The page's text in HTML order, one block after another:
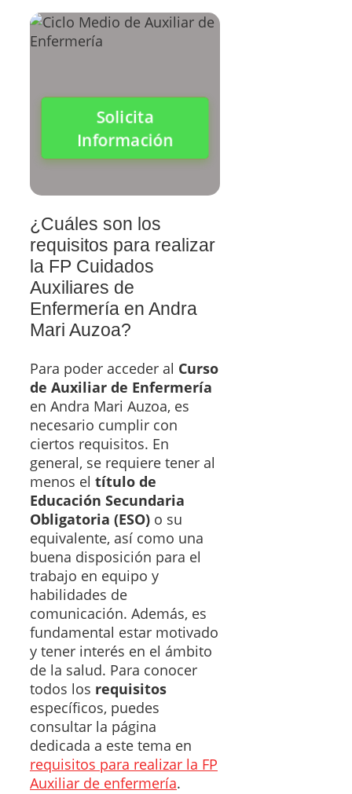
Solicita
Información
¿Cuáles son los
requisitos para realizar
la FP Cuidados
Auxiliares de
Enfermería en Andra
Mari Auzoa?
Para poder acceder al Curso
de Auxiliar de Enfermería
en Andra Mari Auzoa, es
necesario cumplir con
ciertos requisitos. En
general, se requiere tener al
menos el título de
Educación Secundaria
Obligatoria (ESO) o su
equivalente, así como una
buena disposición para el
trabajo en equipo y
habilidades de
comunicación. Además, es
fundamental estar motivado
y tener interés en el ámbito
de la salud. Para conocer
todos los requisitos
específicos, puedes
consultar la página
dedicada a este tema en
requisitos para realizar la FP
Auxiliar de enfermería.